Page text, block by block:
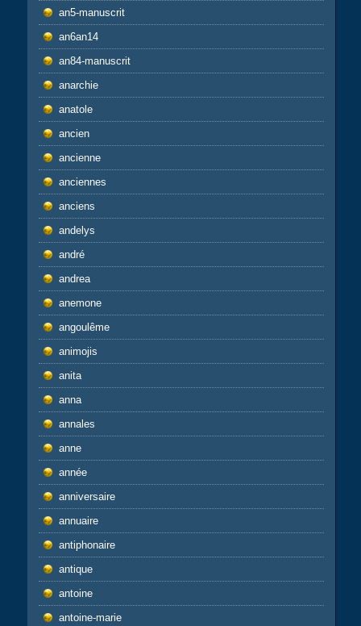
an5-manuscrit
an6an14
an84-manuscrit
anarchie
anatole
ancien
ancienne
anciennes
anciens
andelys
andré
andrea
anemone
angoulême
animojis
anita
anna
annales
anne
année
anniversaire
annuaire
antiphonaire
antique
antoine
antoine-marie